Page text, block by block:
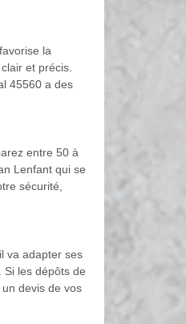
la
et précis.
45560 a des
entre 50 à
Lenfant qui se
sécurité,
va adapter ses
Si les dépôts de
devis de vos